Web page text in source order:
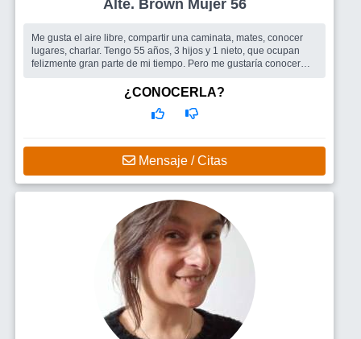
Alte. Brown Mujer 56
Me gusta el aire libre, compartir una caminata, mates, conocer
lugares, charlar. Tengo 55 años, 3 hijos y 1 nieto, que ocupan
felizmente gran parte de mi tiempo. Pero me gustaría conocer
Amigos para salir¿CONOCERLA?
Mensaje / Citas